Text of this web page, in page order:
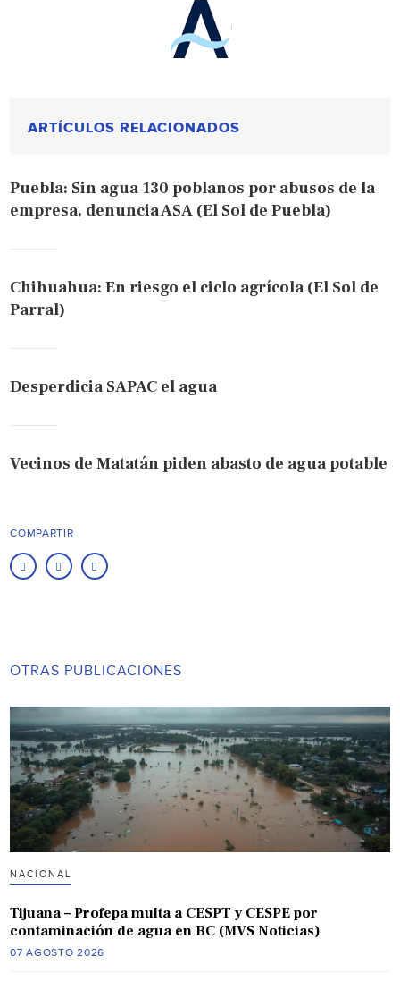
ARTÍCULOS RELACIONADOS
Puebla: Sin agua 130 poblanos por abusos de la
empresa, denuncia ASA (El Sol de Puebla)
Chihuahua: En riesgo el ciclo agrícola (El Sol de
Parral)
Desperdicia SAPAC el agua
Vecinos de Matatán piden abasto de agua potable
COMPARTIR
OTRAS PUBLICACIONES
NACIONAL
Tijuana – Profepa multa a CESPT y CESPE por
contaminación de agua en BC (MVS Noticias)
07 AGOSTO 2026